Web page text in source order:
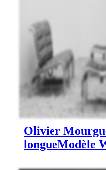
Olivier
longueModèle